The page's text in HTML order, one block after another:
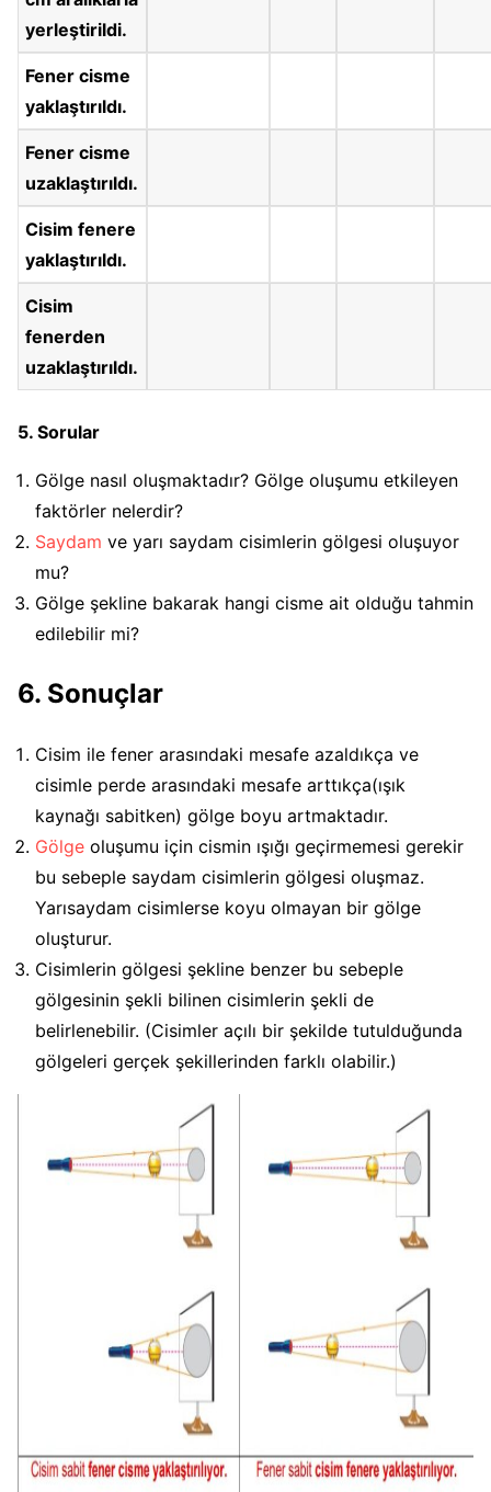
yerleştirildi.
Fener cisme
yaklaştırıldı.
Fener cisme
uzaklaştırıldı.
Cisim fenere
yaklaştırıldı.
Cisim
fenerden
uzaklaştırıldı.
5. Sorular
Gölge nasıl oluşmaktadır? Gölge oluşumu etkileyen
faktörler nelerdir?
Saydam ve yarı saydam cisimlerin gölgesi oluşuyor
mu?
Gölge şekline bakarak hangi cisme ait olduğu tahmin
edilebilir mi?
6. Sonuçlar
Cisim ile fener arasındaki mesafe azaldıkça ve
cisimle perde arasındaki mesafe arttıkça(ışık
kaynağı sabitken) gölge boyu artmaktadır.
Gölge oluşumu için cismin ışığı geçirmemesi gerekir
bu sebeple saydam cisimlerin gölgesi oluşmaz.
Yarısaydam cisimlerse koyu olmayan bir gölge
oluşturur.
Cisimlerin gölgesi şekline benzer bu sebeple
gölgesinin şekli bilinen cisimlerin şekli de
belirlenebilir. (Cisimler açılı bir şekilde tutulduğunda
gölgeleri gerçek şekillerinden farklı olabilir.)